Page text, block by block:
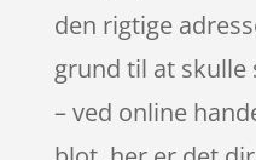
den rigtige
grund til at skulle
– ved online